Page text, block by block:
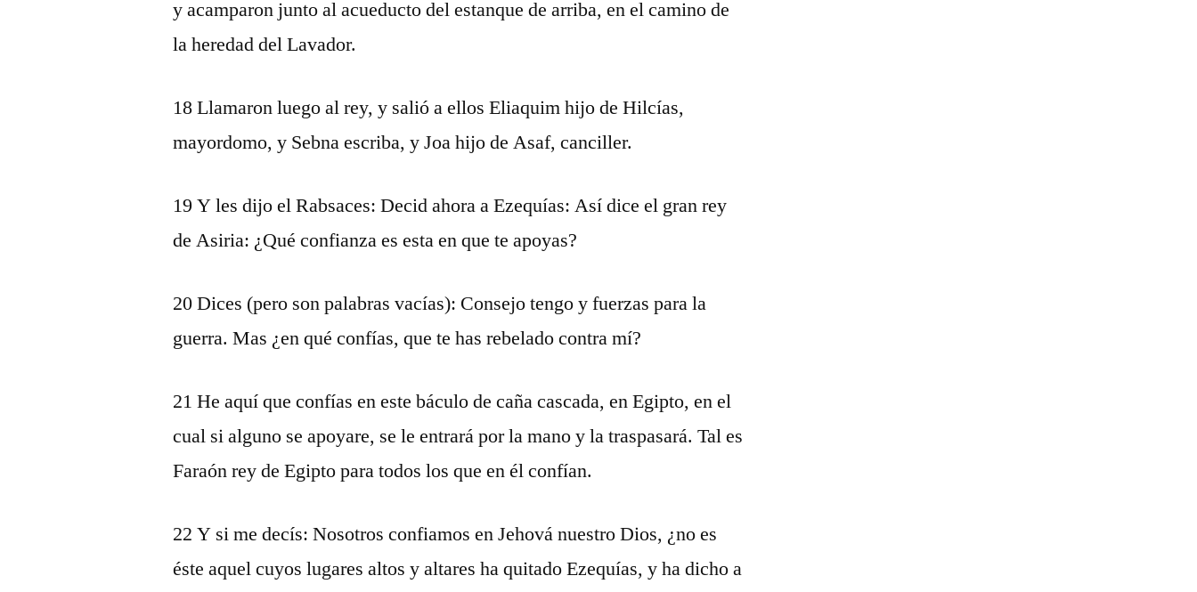
y acamparon junto al acueducto del estanque de arriba, en el camino de
la heredad del Lavador.
18 Llamaron luego al rey, y salió a ellos Eliaquim hijo de Hilcías,
mayordomo, y Sebna escriba, y Joa hijo de Asaf, canciller.
19 Y les dijo el Rabsaces: Decid ahora a Ezequías: Así dice el gran rey
de Asiria: ¿Qué confianza es esta en que te apoyas?
20 Dices (pero son palabras vacías): Consejo tengo y fuerzas para la
guerra. Mas ¿en qué confías, que te has rebelado contra mí?
21 He aquí que confías en este báculo de caña cascada, en Egipto, en el
cual si alguno se apoyare, se le entrará por la mano y la traspasará. Tal es
Faraón rey de Egipto para todos los que en él confían.
22 Y si me decís: Nosotros confiamos en Jehová nuestro Dios, ¿no es
éste aquel cuyos lugares altos y altares ha quitado Ezequías, y ha dicho a